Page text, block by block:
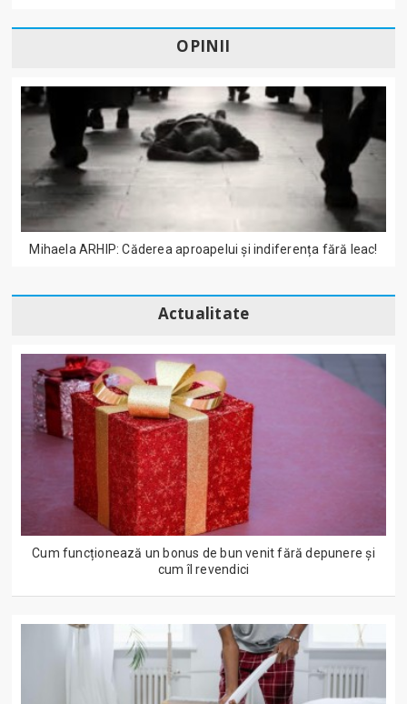
OPINII
Mihaela ARHIP: Căderea aproapelui și indiferența fără leac!
Actualitate
Cum funcționează un bonus de bun venit fără depunere și
cum îl revendici